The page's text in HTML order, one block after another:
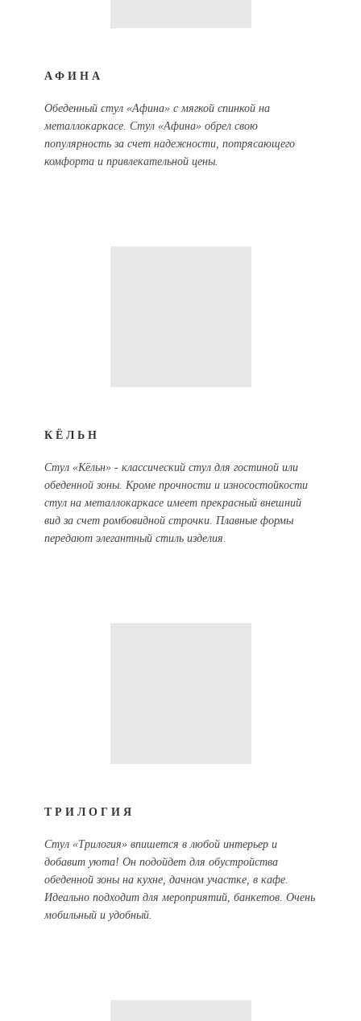
АФИНА
Обеденный стул «Афина» с мягкой спинкой на
металлокаркасе. Стул «Афина» обрел свою
популярность за счет надежности, потрясающего
комфорта и привлекательной цены.
КЁЛЬН
Стул «Кёльн» - классический стул для гостиной или
обеденной зоны. Кроме прочности и износостойкости
стул на металлокаркасе имеет прекрасный внешний
вид за счет ромбовидной строчки. Плавные формы
передают элегантный стиль изделия.
ТРИЛОГИЯ
Стул «Трилогия» впишется в любой интерьер и
добавит уюта! Он подойдет для обустройства
обеденной зоны на кухне, дачном участке, в кафе.
Идеально подходит для мероприятий, банкетов. Очень
мобильный и удобный.